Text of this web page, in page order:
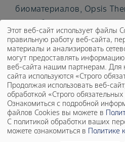
биоматериалов, Opsis
разрабатывает
для пациентов с сухой
макулярной дегенерации
наследственной
(НМД) и наследственными
сетчатки (НЗС). Компания
была основана в 2016 г. и
предприятием FUJIFILM
доктора медицинских
Этот веб-сайт использует файлы
правильную работу веб-сайта,
материалы и анализировать
могут предоставлять
веб-сайта нашим партнерам. Для
сайта используются «Строго
Продолжая использовать веб-
обработкой «Строго
Ознакомиться с подробной
файлов Cookies вы можете в
С политикой обработки ваших
можете ознакомиться в Политике